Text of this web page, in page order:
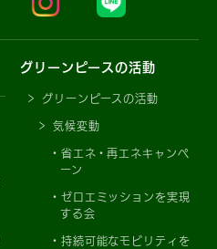
グリーンピースの活動
グリーンピースの活動
気候変動
省エネ・再エネキャンペ
ーン
ゼロエミッションを実現
する会
持続可能なモビリティを